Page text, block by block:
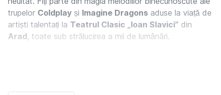
trupelor Coldplay și Imagine Dragons aduse la viață de
artiști talentați la Teatrul Clasic „Ioan Slavici” din
Arad, toate sub strălucirea a mii de lumânări.